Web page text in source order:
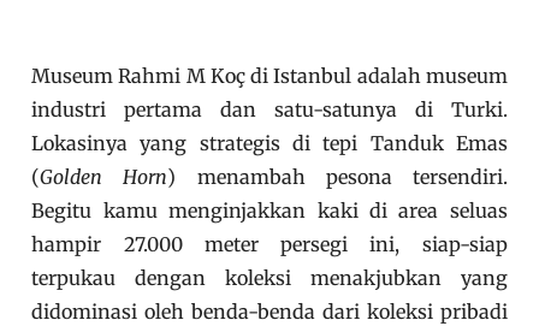
Museum Rahmi M Koç di Istanbul adalah museum
industri pertama dan satu-satunya di Turki.
Lokasinya yang strategis di tepi Tanduk Emas
(Golden Horn) menambah pesona tersendiri.
Begitu kamu menginjakkan kaki di area seluas
hampir 27.000 meter persegi ini, siap-siap
terpukau dengan koleksi menakjubkan yang
didominasi oleh benda-benda dari koleksi pribadi